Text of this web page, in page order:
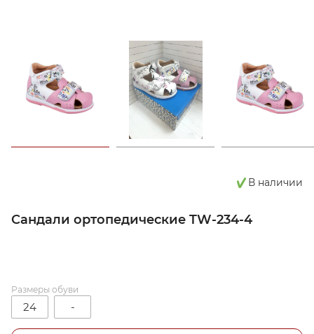
В наличии
Сандали ортопедические TW-234-4
Размеры обуви
24 -